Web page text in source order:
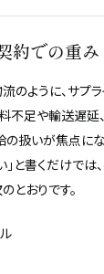
約での重み
のように、サプ
不足や輸送遅延
の扱いが焦点に
と書くだけでは
とおりです。